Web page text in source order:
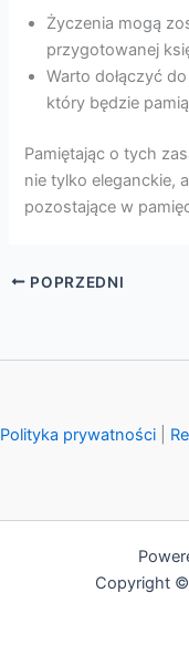
Życzenia mogą
przygotowanej
Warto dołączyć
który będzie
Pamiętając o tych
nie tylko eleganckie,
pozostające w
POPRZEDNI
Polityka prywatności
Copyright